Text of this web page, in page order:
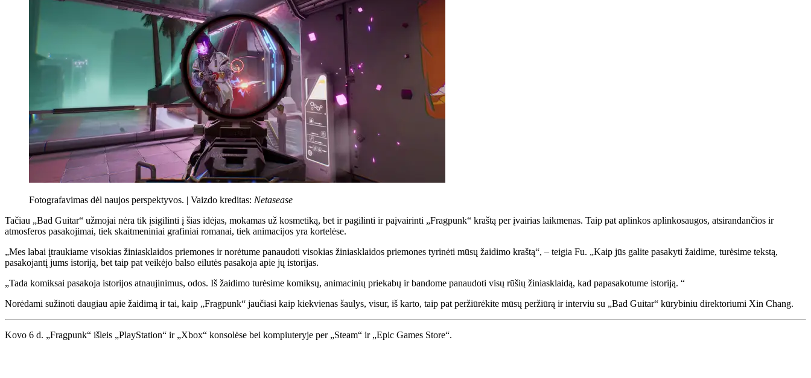
Fotografavimas dėl naujos perspektyvos. | Vaizdo kreditas: Netasease
Tačiau „Bad Guitar“ užmojai nėra tik įsigilinti į šias idėjas, mokamas už kosmetiką, bet ir pagilinti ir paįvairinti „Fragpunk“ kraštą per įvairias laikmenas. Taip pat aplinkos aplinkosaugos, atsirandančios ir
atmosferos pasakojimai, tiek skaitmeniniai grafiniai romanai, tiek animacijos yra kortelėse.
„Mes labai įtraukiame visokias žiniasklaidos priemones ir norėtume panaudoti visokias žiniasklaidos priemones tyrinėti mūsų žaidimo kraštą“, – teigia Fu. „Kaip jūs galite pasakyti žaidime, turėsime tekstą,
pasakojantį jums istoriją, bet taip pat veikėjo balso eilutės pasakoja apie jų istorijas.
„Tada komiksai pasakoja istorijos atnaujinimus, odos. Iš žaidimo turėsime komiksų, animacinių priekabų ir bandome panaudoti visų rūšių žiniasklaidą, kad papasakotume istoriją. “
Norėdami sužinoti daugiau apie žaidimą ir tai, kaip „Fragpunk“ jaučiasi kaip kiekvienas šaulys, visur, iš karto, taip pat peržiūrėkite mūsų peržiūrą ir interviu su „Bad Guitar“ kūrybiniu direktoriumi Xin Chang.
Kovo 6 d. „Fragpunk“ išleis „PlayStation“ ir „Xbox“ konsolėse bei kompiuteryje per „Steam“ ir „Epic Games Store“.